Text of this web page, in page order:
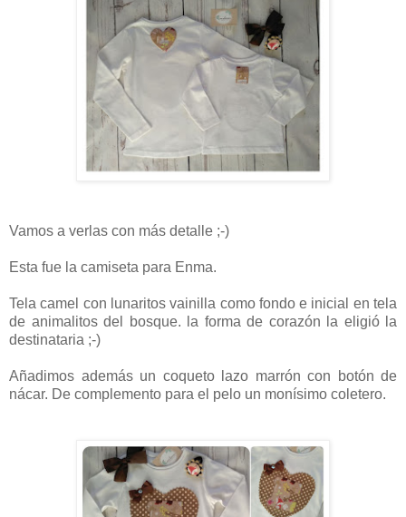
Vamos a verlas con más detalle ;-)
Esta fue la camiseta para Enma.
Tela camel con lunaritos vainilla como fondo e inicial en tela
de animalitos del bosque. la forma de corazón la eligió la
destinataria ;-)
Añadimos además un coqueto lazo marrón con botón de
nácar. De complemento para el pelo un monísimo coletero.